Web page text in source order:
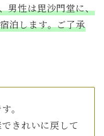
男性は毘沙門堂に、
泊します。ご了承
。
きれいに戻して